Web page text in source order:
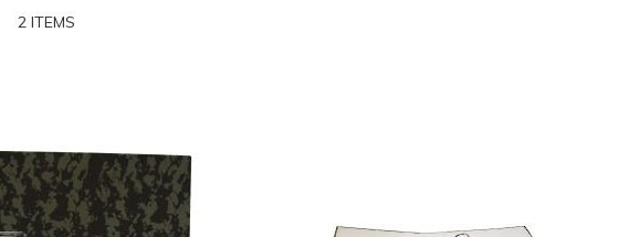
List
2 ITEMS